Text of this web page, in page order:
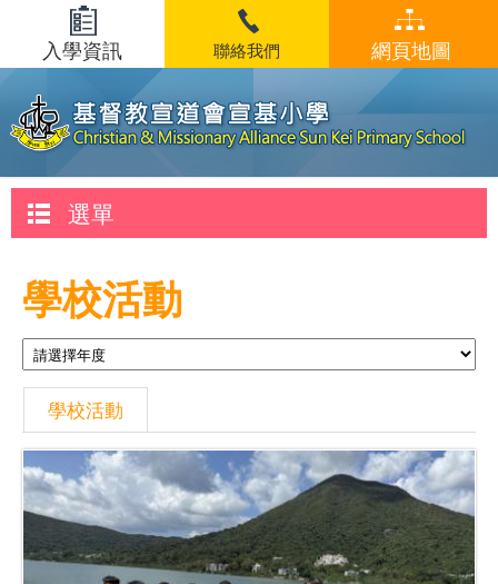
入學資訊 聯絡我們 網頁地圖
選單
學校活動
學校活動